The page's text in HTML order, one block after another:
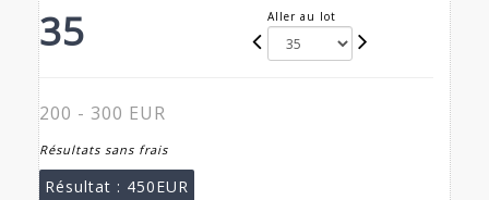
35 Aller au lot
200 - 300 EUR
Résultats sans frais
Résultat : 450EUR